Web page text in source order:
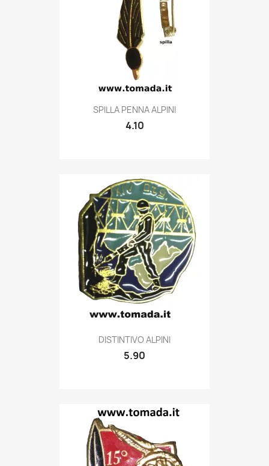
Quick view
SPILLA PENNA ALPINI
4.10
Quick view
DISTINTIVO ALPINI
5.90